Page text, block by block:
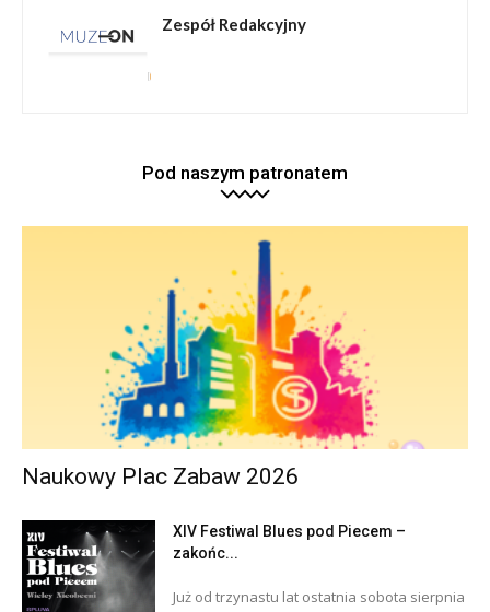
Zespół Redakcyjny
Pod naszym patronatem
Naukowy Plac Zabaw 2026
XIV Festiwal Blues pod Piecem –
zakońc...
Już od trzynastu lat ostatnia sobota sierpnia